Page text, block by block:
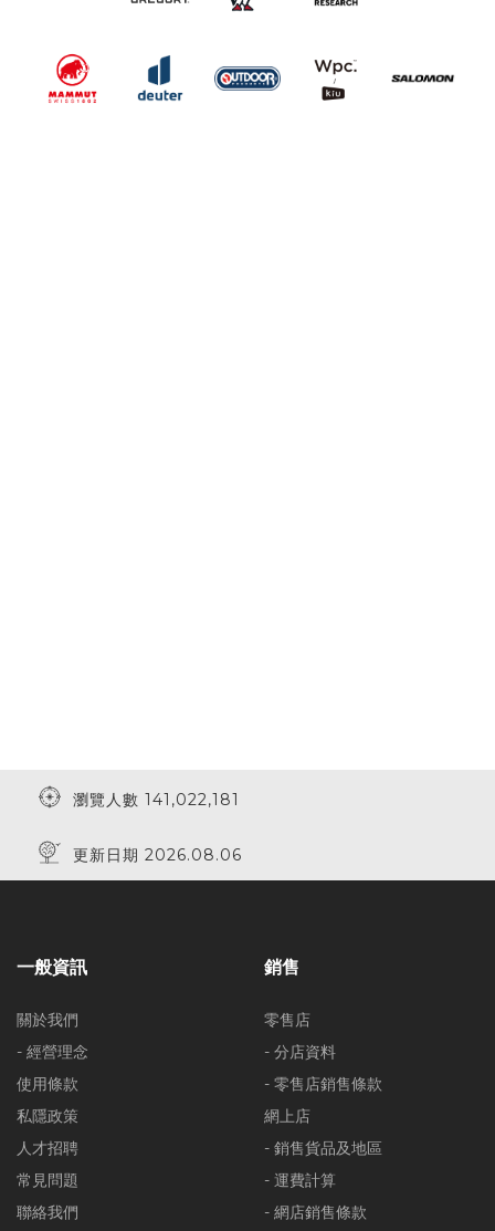
瀏覽人數 141,022,181
更新日期 2026.08.06
一般資訊
關於我們
- 經營理念
使用條款
私隱政策
人才招聘
常見問題
聯絡我們
銷售
零售店
- 分店資料
- 零售店銷售條款
網上店
- 銷售貨品及地區
- 運費計算
- 網店銷售條款